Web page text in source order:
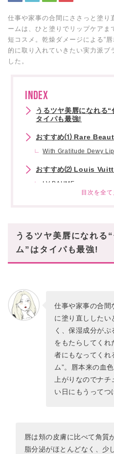
仕事や家事の合間にささっと塗り
ームは、ひと塗りでリップケアま
短コスメ。乾燥ダメージによる“
的に取り入れていきたい実力派ブ
した。
INDEX
うるツヤ美唇になれる
タイパも最強!
おすすめ⑴ Rare
With Gratitude Dewy
おすすめ⑵ Louis
LV BAUME
秒で“唇美人”になれる
ハブアイテム!
うるツヤ美唇になれる
ム”はタイパも最強!
仕事や家事の合間
に塗り直ししたい
く、保湿成分が
をもたらしてくれ
者にもなってくれ
ム”。唇本来の血
上がりなのでナ
い日にもうってつ
唇は頬の皮膚に比べて角質
脂分泌がほとんどなく、少